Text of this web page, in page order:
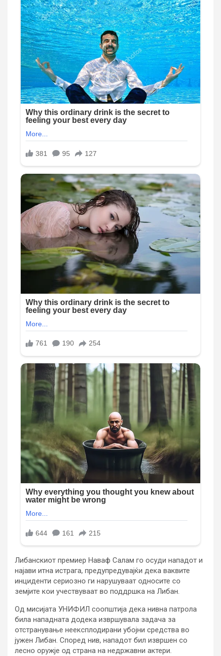
Либанскиот премиер Наваф Салам го осуди нападот и
најави итна истрага, предупредувајќи дека ваквите
инциденти сериозно ги нарушуваат односите со
земјите кои учествуваат во поддршка на Либан.
Од мисијата УНИФИЛ соопштија дека нивна патрола
била нападната додека извршувала задача за
отстранување неексплодирани убојни средства во
јужен Либан. Според нив, нападот бил извршен со
лесно оружје од страна на недржавни актери.